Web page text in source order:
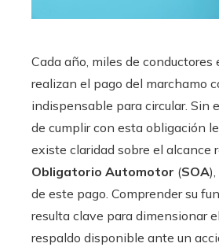
Cada año, miles de conductores
realizan el pago del marchamo
indispensable para circular. Sin
de cumplir con esta obligación
existe claridad sobre el alcance
Obligatorio Automotor (SOA
de este pago. Comprender su
resulta clave para dimensionar
respaldo disponible ante un